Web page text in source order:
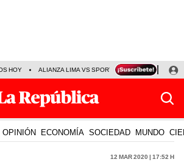
HOY ALIANZA LIMA VS SPORT BOYS JORGE
OPINIÓN ECONOMÍA SOCIEDAD MUNDO
12 Mar 2020 | 17:52 h